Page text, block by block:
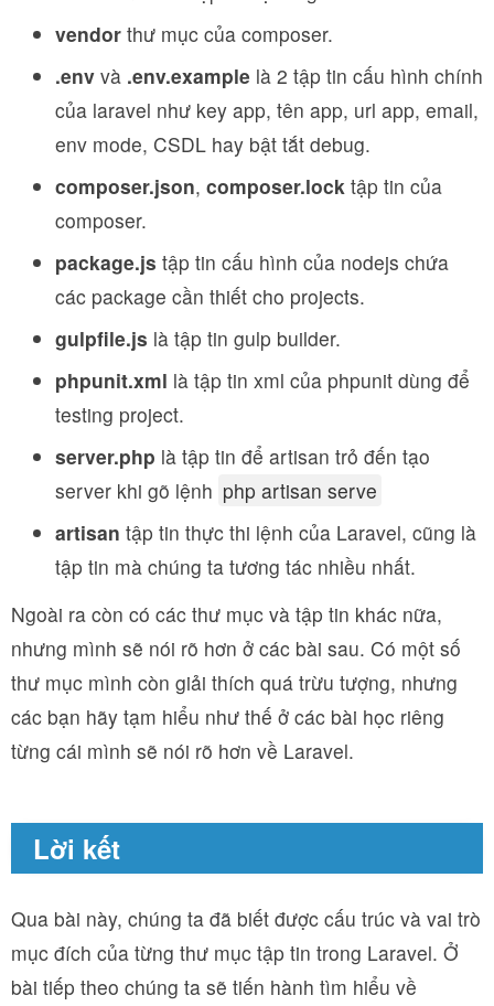
vendor thư mục của composer.
.env và .env.example là 2 tập tin cấu hình chính
của laravel như key app, tên app, url app, email,
env mode, CSDL hay bật tắt debug.
composer.json, composer.lock tập tin của
composer.
package.js tập tin cấu hình của nodejs chứa
các package cần thiết cho projects.
gulpfile.js là tập tin gulp builder.
phpunit.xml là tập tin xml của phpunit dùng để
testing project.
server.php là tập tin để artisan trỏ đến tạo
server khi gõ lệnh php artisan serve
artisan tập tin thực thi lệnh của Laravel, cũng là
tập tin mà chúng ta tương tác nhiều nhất.
Ngoài ra còn có các thư mục và tập tin khác nữa,
nhưng mình sẽ nói rõ hơn ở các bài sau. Có một số
thư mục mình còn giải thích quá trừu tượng, nhưng
các bạn hãy tạm hiểu như thế ở các bài học riêng
từng cái mình sẽ nói rõ hơn về Laravel.
Lời kết
Qua bài này, chúng ta đã biết được cấu trúc và vai trò
mục đích của từng thư mục tập tin trong Laravel. Ở
bài tiếp theo chúng ta sẽ tiến hành tìm hiểu về